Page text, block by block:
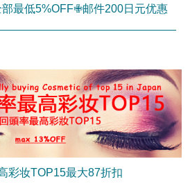
部最低5%OFF✙邮件200日元优惠
彩妆TOP15最大87折扣